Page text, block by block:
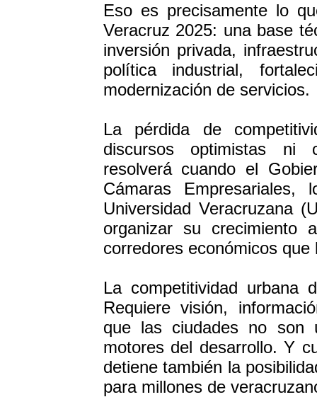
Eso es precisamente lo
Veracruz 2025: una base
inversión privada,
política industrial,
modernización de servicios.
La pérdida de
discursos optimistas ni
resolverá cuando el
Cámaras
Universidad Veracruzana
organizar su
corredores económicos que
La competitividad urbana
Requiere visión,
que las ciudades no son
motores del desarrollo. Y
detiene también la
para millones de